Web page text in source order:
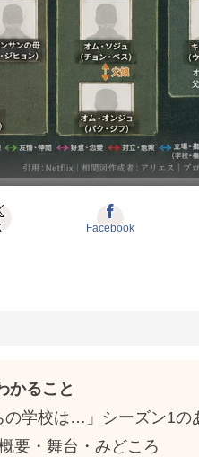
Facebook
かること
の学校は…」シーズン1の
要・舞台・みどころ